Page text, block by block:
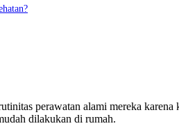
perawatan alami mereka
dilakukan di rumah.